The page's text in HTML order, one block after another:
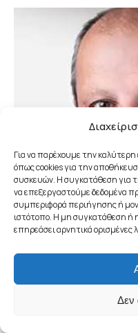
Για να παρέχουμε την καλύτερη
όπως cookies για την
συσκευών. Η συγκατάθεση για
να επεξεργαστούμε δεδομένα
συμπεριφορά περιήγησης ή
ιστότοπο. Η μη συγκατάθεση ή
επηρεάσει αρνητικά ορισμένες
Δεν